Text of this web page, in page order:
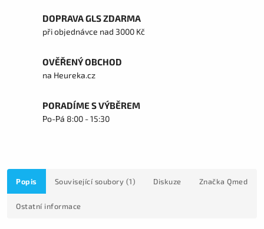
DOPRAVA GLS ZDARMA
při objednávce nad 3000 Kč
OVĚŘENÝ OBCHOD
na Heureka.cz
PORADÍME S VÝBĚREM
Po-Pá 8:00 - 15:30
Popis Související soubory (1) Diskuze Značka Qmed
Ostatní informace